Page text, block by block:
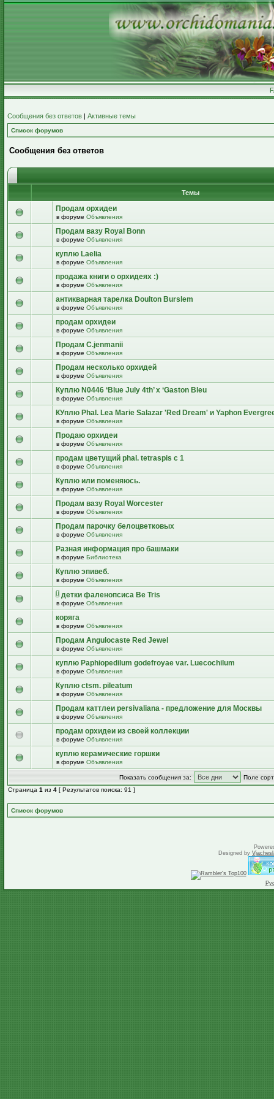
Сообщения без ответов | Активные темы
Список форумов
Сообщения без ответов
Темы
Продам орхидеи
в форуме Объявления
Продам вазу Royal Bonn
в форуме Объявления
куплю Laelia
в форуме Объявления
продажа книги о орхидеях :)
в форуме Объявления
антикварная тарелка Doulton Burslem
в форуме Объявления
продам орхидеи
в форуме Объявления
Продам C.jenmanii
в форуме Объявления
Продам несколько орхидей
в форуме Объявления
Куплю N0446 ‘Blue July 4th’ x ‘Gaston Bleu
в форуме Объявления
КУплю Phal. Lea Marie Salazar 'Red Dream' и Yaphon
в форуме Объявления
Продаю орхидеи
в форуме Объявления
продам цветущий рhal. tetraspis с 1
в форуме Объявления
Куплю или поменяюсь.
в форуме Объявления
Продам вазу Royal Worcester
в форуме Объявления
Продам парочку белоцветковых
в форуме Объявления
Разная информация про башмаки
в форуме Библиотека
Куплю эпивеб.
в форуме Объявления
детки фаленопсиса Be Tris
в форуме Объявления
коряга
в форуме Объявления
Продам Angulocaste Red Jewel
в форуме Объявления
куплю Paphiopedilum godefroyae var. Luecochilum
в форуме Объявления
Куплю ctsm. pileatum
в форуме Объявления
Продам каттлеи persivaliana - предложение для Москвы
в форуме Объявления
продам орхидеи из своей коллекции
в форуме Объявления
куплю керамические горшки
в форуме Объявления
Показать сообщения за:
Поле
Страница 1 из 4 [ Результатов поиска: 91 ]
Список форумов
Designed by